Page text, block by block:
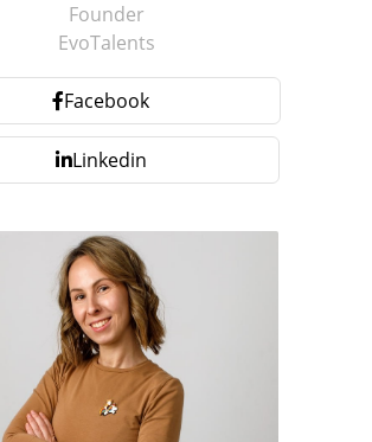
Founder
EvoTalents
Facebook
Linkedin